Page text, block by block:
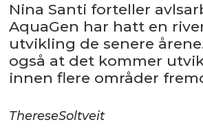
Nina Santi forteller
AquaGen har hatt en
utvikling de senere
også at det kommer
innen flere områder
ThereseSoltveit